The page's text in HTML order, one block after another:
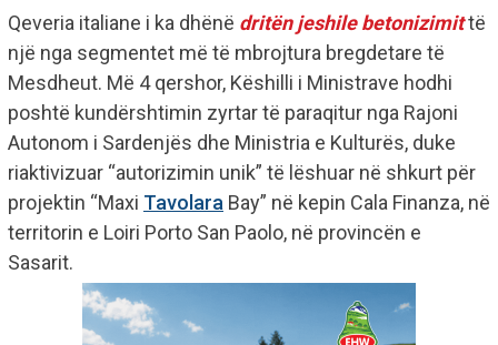
Qeveria italiane i ka dhënë dritën jeshile betonizimittë
një nga segmentet më të mbrojtura bregdetare të
Mesdheut. Më 4 qershor, Këshilli i Ministrave hodhi
poshtë kundërshtimin zyrtar të paraqitur nga Rajoni
Autonom i Sardenjës dhe Ministria e Kulturës, duke
riaktivizuar “autorizimin unik” të lëshuar në shkurt për
projektin “Maxi Tavolara Bay” në kepin Cala Finanza, në
territorin e Loiri Porto San Paolo, në provincën e
Sasarit.